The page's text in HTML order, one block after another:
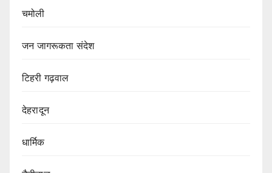
चमोली
जन जागरूकता संदेश
टिहरी गढ़वाल
देहरादून
धार्मिक